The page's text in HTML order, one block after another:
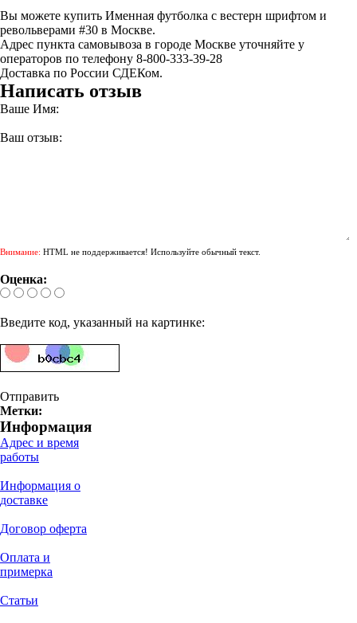
Вы можете купить Именная футболка с вестерн шрифтом и
револьверами #30 в Москве.
Адрес пункта самовывоза в городе Москве уточняйте у
операторов по телефону 8-800-333-39-28
Доставка по России СДЕКом.
Написать отзыв
Ваше Имя:
Ваш отзыв:
Внимание: HTML не поддерживается! Используйте обычный текст.
Оценка:
Введите код, указанный на картинке:
Отправить
Метки:
Информация
Адрес и время
работы
Информация о
доставке
Договор оферта
Оплата и
примерка
Статьи